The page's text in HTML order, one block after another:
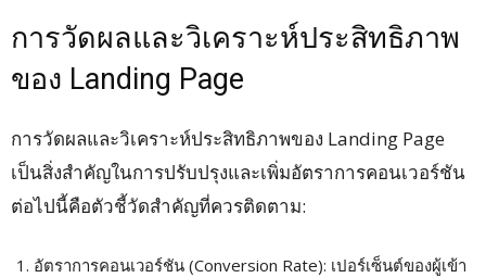
การวัดผลและวิเคราะห์ประสิทธิภาพ
ของ Landing Page
การวัดผลและวิเคราะห์ประสิทธิภาพของ Landing Page
เป็นสิ่งสำคัญในการปรับปรุงและเพิ่มอัตราการคอนเวอร์ชัน
ต่อไปนี้คือตัวชี้วัดสำคัญที่ควรติดตาม:
อัตราการคอนเวอร์ชัน (Conversion Rate): เปอร์เซ็นต์ของผู้เข้า